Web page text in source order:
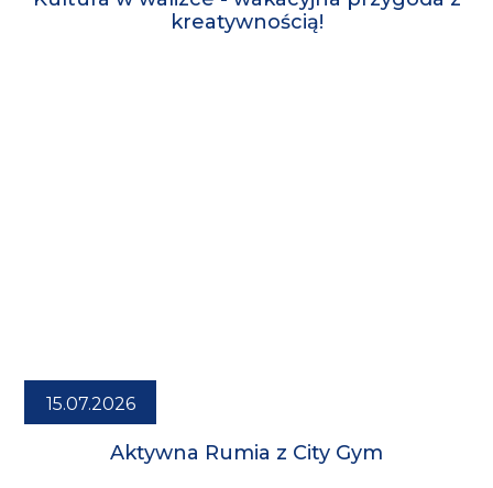
kreatywnością!
15.07.2026
Aktywna Rumia z City Gym